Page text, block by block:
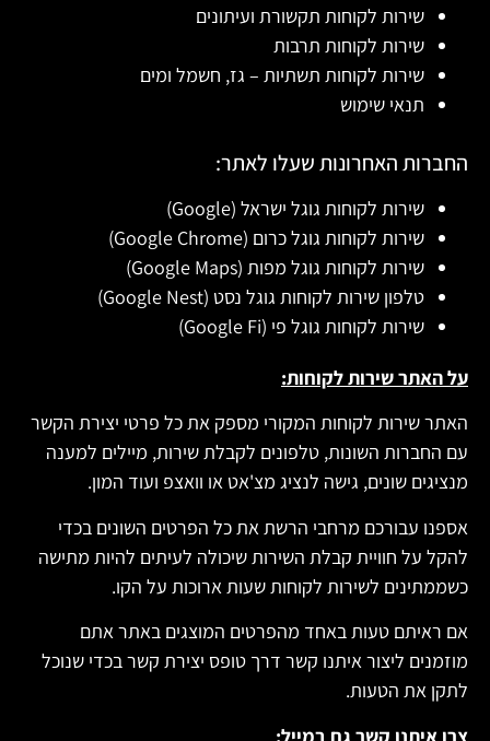
שירות לקוחות תקשורת ועיתונים
שירות לקוחות תרבות
שירות לקוחות תשתיות – גז, חשמל ומים
תנאי שימוש
החברות האחרונות שעלו לאתר:
שירות לקוחות גוגל ישראל (Google)
שירות לקוחות גוגל כרום (Google Chrome)
שירות לקוחות גוגל מפות (Google Maps)
טלפון שירות לקוחות גוגל נסט (Google Nest)
שירות לקוחות גוגל פי (Google Fi)
על האתר שירות לקוחות:
האתר שירות לקוחות המקורי מספק את כל פרטי יצירת הקשר
עם החברות השונות, טלפונים לקבלת שירות, מיילים למענה
מנציגים שונים, גישה לנציג מצ'אט או וואצפ ועוד המון.
אספנו עבורכם מרחבי הרשת את כל הפרטים השונים בכדי
להקל על חוויית קבלת השירות שיכולה לעיתים להיות מתישה
כשממתינים לשירות לקוחות שעות ארוכות על הקו.
אם ראיתם טעות באחד מהפרטים המוצגים באתר אתם
מוזמנים ליצור איתנו קשר דרך טופס יצירת קשר בכדי שנוכל
לתקן את הטעות.
צרו איתנו קשר גם במייל: